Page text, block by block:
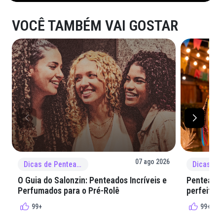
VOCÊ TAMBÉM VAI GOSTAR
Dicas de Penteado 07 ago 2026
O Guia do Salonzin: Penteados Incríveis e
Perfumados para o Pré-Rolê
99+
perfeita
99+